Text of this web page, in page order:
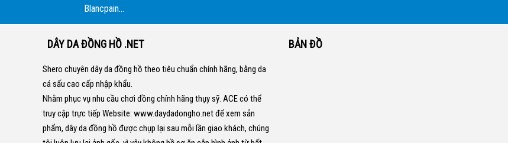
Blancpain...
DÂY DA ĐỒNG HỒ .NET
Shero chuyên dây da đồng hồ theo tiêu chuẩn chính hãng, bằng da
cá sấu cao cấp nhập khẩu.
Nhằm phục vụ nhu cầu chơi đồng chính hãng thụy sỹ. ACE có thể
truy cập trực tiếp Website: www.daydadongho.netđể xem sản
phẩm, dây da đồng hồ được chụp lại sau mỗi lần giao khách, chúng
BẢN ĐỒ